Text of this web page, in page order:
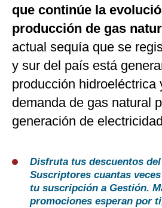
que continúe la
producción de gas
actual sequía que se
y sur del país está
producción hidroeléctrica
demanda de gas natural
generación de
Disfruta tus descuentos
Suscriptores cuantas
tu suscripción a Gestión.
promociones esperan por